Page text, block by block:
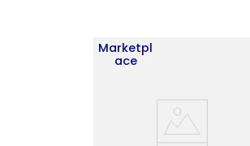
Marketpl
ace